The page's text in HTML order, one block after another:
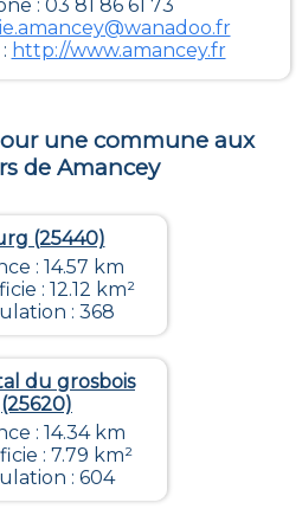
: 03 81 86 61 73
http://www.amancey.fr
une commune aux
de Amancey
(25440)
: 14.57 km
: 12.12 km²
: 368
du grosbois
(25620)
: 14.34 km
: 7.79 km²
: 604